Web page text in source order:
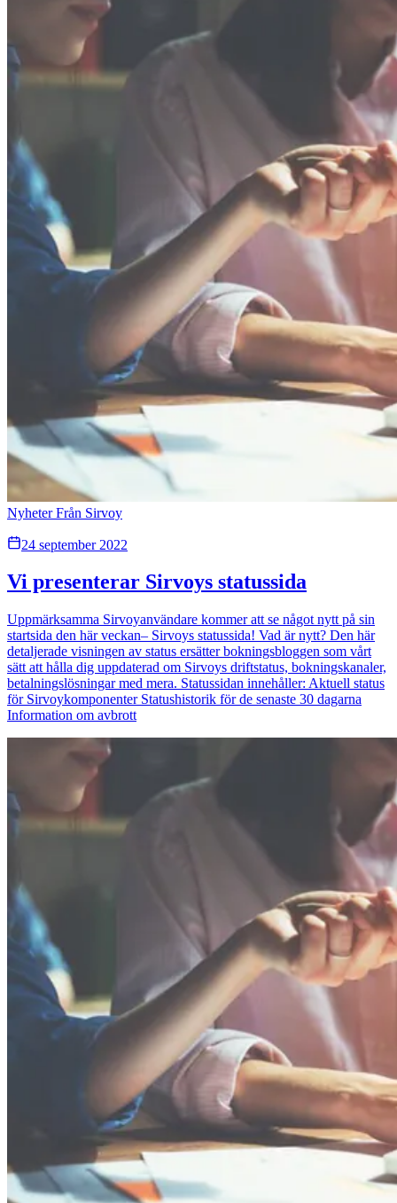
Nyheter Från Sirvoy
24 september 2022
Vi presenterar Sirvoys statussida
Uppmärksamma Sirvoyanvändare kommer att se något nytt på sin
startsida den här veckan– Sirvoys statussida! Vad är nytt? Den här
detaljerade visningen av status ersätter bokningsbloggen som vårt
sätt att hålla dig uppdaterad om Sirvoys driftstatus, bokningskanaler,
betalningslösningar med mera. Statussidan innehåller: Aktuell status
för Sirvoykomponenter Statushistorik för de senaste 30 dagarna
Information om avbrott